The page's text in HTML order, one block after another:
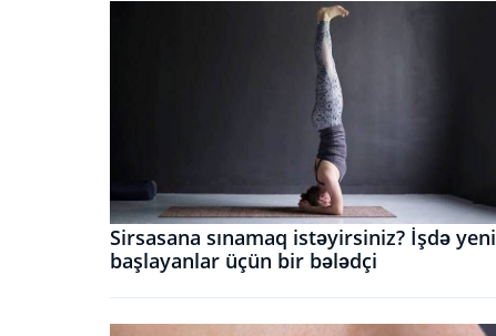
Sirsasana sınamaq istəyirsiniz? İşdə yeni
başlayanlar üçün bir bələdçi